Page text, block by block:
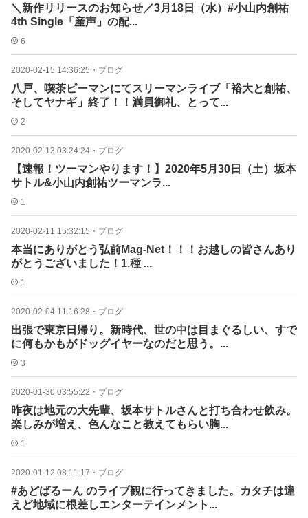
＼新作リリースのお知らせ／3月18日（水）#小山内創祐
4th Single「産声」の配...
6
2020-02-15 14:36:25 ・ ブログ
八戸、喫茶ピーマンにてスリーマンライブ「裕大と創祐、
そしてヤナギ」終了！！満員御礼、とって...
2
2020-02-13 03:24:24 ・ ブログ
【速報！ツーマンやります！】2020年5月30日（土）坂本
サトル&小山内創祐ツーマンラ...
1
2020-02-11 15:32:15 ・ ブログ
本当にありがとう弘前Mag-Net！！！お越しの皆さんあり
がとうございました！1.種 ...
1
2020-02-04 11:16:28 ・ ブログ
出張で東京日帰り。新時代、世の中は目まぐるしい、すで
に何もかもがドッグイヤーなのだと思う。...
3
2020-01-30 03:55:22 ・ ブログ
昨夜は地元の大先輩、坂本サトルさんと打ち合わせ飲み。
楽しみが増え、色んなこと教えてもらい胸...
1
2020-01-12 08:11:17 ・ ブログ
#あどばるーん のライブ観に行ってきました。カタチは違
えど地域に根差しエンターテインメント...